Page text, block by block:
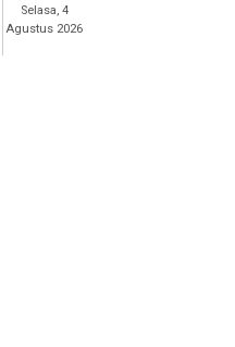
Selasa, 4
Agustus 2026